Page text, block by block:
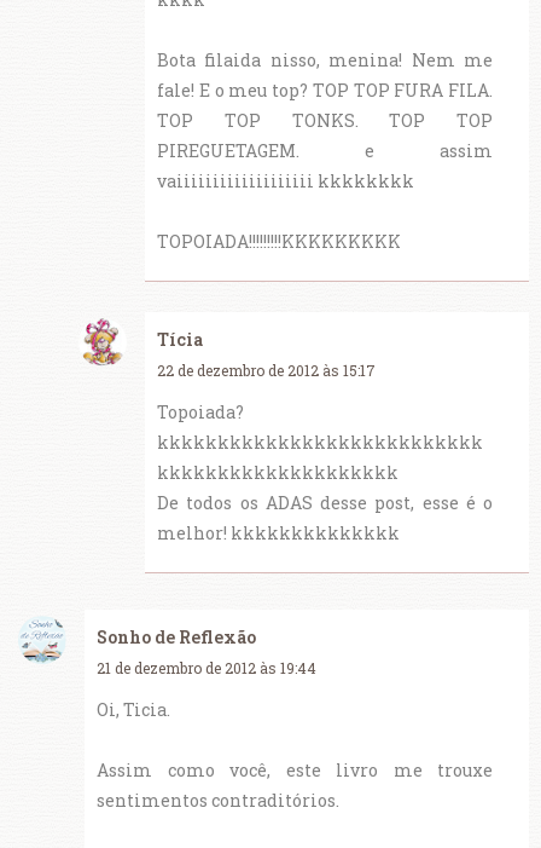
Bota filaida nisso, menina! Nem me
fale! E o meu top? TOP TOP FURA FILA.
TOP TOP TONKS. TOP TOP
PIREGUETAGEM. e assim
vaiiiiiiiiiiiiiiiiiii kkkkkkkk
TOPOIADA!!!!!!!!!KKKKKKKKK
Tícia
22 de dezembro de 2012 às 15:17
Topoiada?
kkkkkkkkkkkkkkkkkkkkkkkkkkk
kkkkkkkkkkkkkkkkkkkk
De todos os ADAS desse post, esse é o
melhor! kkkkkkkkkkkkkk
Sonho de Reflexão
21 de dezembro de 2012 às 19:44
Oi, Ticia.
Assim como você, este livro me trouxe
sentimentos contraditórios.